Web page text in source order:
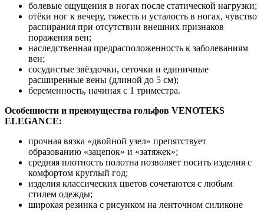
болевые ощущения в ногах после статической нагрузки;
отёки ног к вечеру, тяжесть и усталость в ногах, чувство
распирания при отсутствии внешних признаков
поражения вен;
наследственная предрасположенность к заболеваниям
вен;
сосудистые звёздочки, сеточки и единичные
расширенные вены (длиной до 5 см);
беременность, начиная с 1 триместра.
Особенности и преимущества гольфов VENOTEKS
ELEGANCE:
прочная вязка «двойной узел» препятствует
образованию «зацепок» и «затяжек»;
средняя плотность полотна позволяет носить изделия с
комфортом круглый год;
изделия классических цветов сочетаются с любым
стилем одежды;
широкая резинка с рисунком на ленточном силиконе